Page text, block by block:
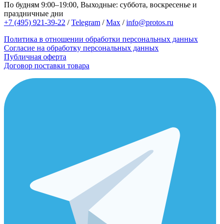
По будням 9:00–19:00, Выходные: суббота, воскресенье и
праздничные дни
+7 (495) 921-39-22 /Telegram /Max /info@protos.ru
Политика в отношении обработки персональных данных
Согласие на обработку персональных данных
Публичная оферта
Договор поставки товара